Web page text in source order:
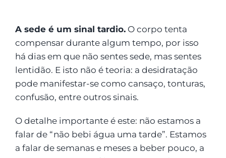
A sede é um sinal tardio.O corpo tenta
compensar durante algum tempo, por isso
há dias em que não sentes sede, mas sentes
lentidão. E isto não é teoria: a desidratação
pode manifestar-se como cansaço, tonturas,
confusão, entre outros sinais.
O detalhe importante é este: não estamos a
falar de “não bebi água uma tarde”. Estamos
a falar de semanas e meses a beber pouco, a